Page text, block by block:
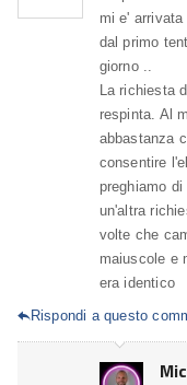
mi e'
dal primo
giorno ..
La richiesta
respinta. Al
abbastanza
consentire
preghiamo
un'altra
volte che
maiuscole e
era identico
Rispondi a questo